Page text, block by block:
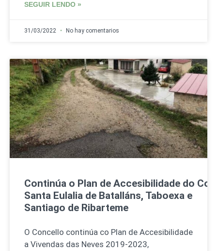
SEGUIR LENDO »
31/03/2022 No hay comentarios
Continúa o Plan de Accesibilidade do
Santa Eulalia de Batalláns, Taboexa e
Santiago de Ribarteme
O Concello continúa co Plan de Accesibilidade
a Vivendas das Neves 2019-2023,